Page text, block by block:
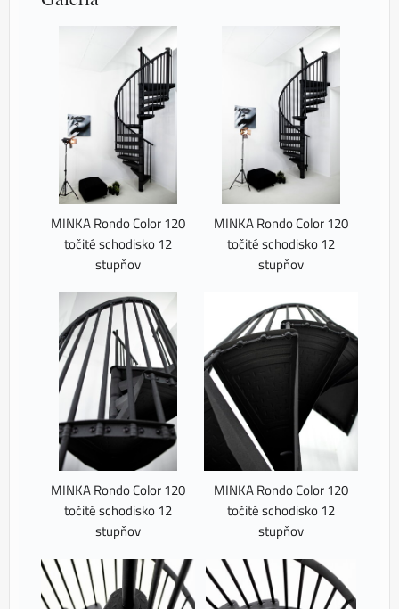
MINKA Rondo Color 120
točité schodisko 12
stupňov
MINKA Rondo Color 120
točité schodisko 12
stupňov
MINKA Rondo Color 120
točité schodisko 12
stupňov
MINKA Rondo Color 120
točité schodisko 12
stupňov